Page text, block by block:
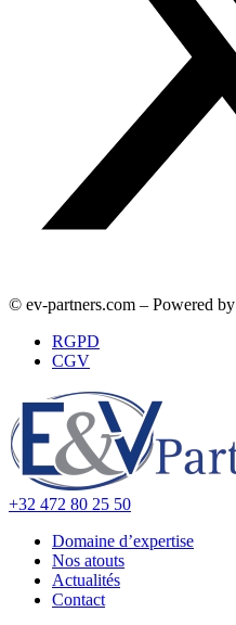
© ev-partners.com – Powered by
RGPD
CGV
+32 472 80 25 50
Domaine d’expertise
Nos atouts
Actualités
Contact